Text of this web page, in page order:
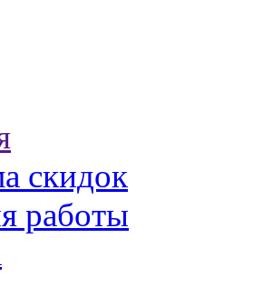
скидок
работы